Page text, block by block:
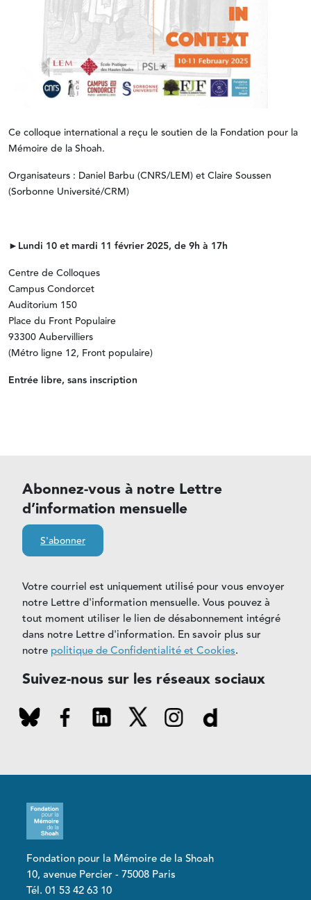
Ce colloque international a reçu le soutien de la Fondation pour la
Mémoire de la Shoah.
Organisateurs : Daniel Barbu (CNRS/LEM) et Claire Soussen
(Sorbonne Université/CRM)
►Lundi 10 et mardi 11 février 2025, de 9h à 17h
Centre de Colloques
Campus Condorcet
Auditorium 150
Place du Front Populaire
93300 Aubervilliers
(Métro ligne 12, Front populaire)
Entrée libre, sans inscription
Abonnez-vous à notre Lettre
d’information mensuelle
S'abonner
Votre courriel est uniquement utilisé pour vous envoyer
notre Lettre d'information mensuelle. Vous pouvez à
tout moment utiliser le lien de désabonnement intégré
dans notre Lettre d'information. En savoir plus sur
notre politique de Confidentialité et Cookies.
Suivez-nous sur les réseaux sociaux
Fondation pour la Mémoire de la Shoah
10, avenue Percier - 75008 Paris
Tél. 01 53 42 63 10